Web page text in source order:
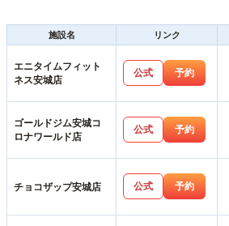
施設名
リンク
エニタイムフィット
ネス安城店
公式 予約
ゴールドジム安城コ
ロナワールド店
公式 予約
チョコザップ安城店 公式 予約